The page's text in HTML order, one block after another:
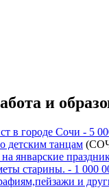
и
в городе Сочи - 5
детским танцам (
январские
старины. - 1 000
и